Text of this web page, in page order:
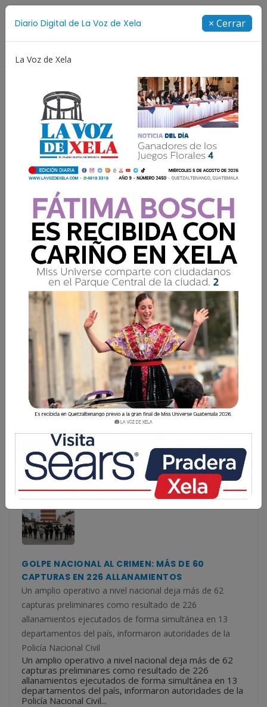
Diario Digital de La Voz de Xela × Cerrar
La Voz de Xela
Resultados para:Violencia contra la Mujer
TRES CAPTURADOS POR ESTAFA Y DELITOS
SEXUALES: UNO EN QUETZALTENANGO
Tres hombres son capturados en distintos operativos
realizados en Quetzaltenango, Quiché y Jutiapa por
delitos que incluyen estafa propia, violación a la intimidad
sexual y violación con circunstancias especiales de
agravaci&oacu
Tres hombres son capturados en distintos operativos
realizados en Quetzaltenango, Quiché y Jutiapa por
delitos que incluyen estafa propia, violación a la
intimidad sexual y violación con circunstancias
especiales de agravaci&oacu...
GOLPE NACIONAL AL CRIMEN: MÁS DE 60
CAPTURAS EN 226 ALLANAMIENTOS
Un amplio operativo a nivel nacional deja más de 62
capturas preliminares como resultado de 226
allanamientos ejecutados de forma simultánea en 13
departamentos del país, informaron autoridades de la
Policía Nacional Civil
Un amplio operativo a nivel nacional deja más de 62
capturas preliminares como resultado de 226
allanamientos ejecutados de forma simultánea en 13
departamentos del país, informaron autoridades de la
Policía Nacional Civil...